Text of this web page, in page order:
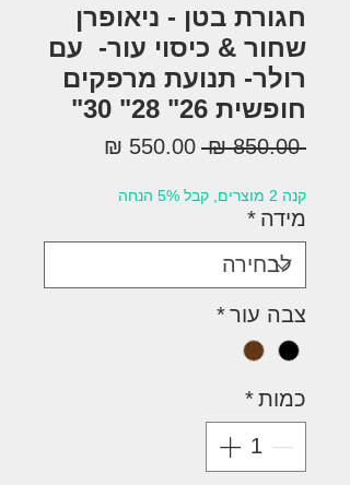
חגורת בטן - ניאופרן
שחור & כיסוי עור- עם
רולר- תנועת מרפקים
חופשית 26" 28" 30"
‏850.00 ‏₪
מחיר
קנה 2 מוצרים, קבל 5% הנחה
מידה *
צבה עור*
כמות*